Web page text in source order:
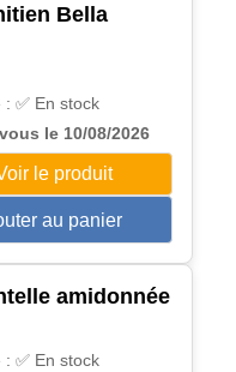
Bella
: ✅ En stock
le 10/08/2026
le produit
au panier
amidonnée
: ✅ En stock